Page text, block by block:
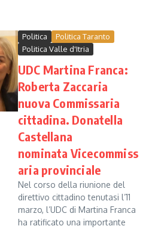
Politica
Politica Taranto
Politica Valle d'Itria
UDC Martina Franca:
Roberta Zaccaria
nuova Commissaria
cittadina. Donatella
Castellana
nominata Vicecommiss
aria provinciale
Nel corso della riunione del
direttivo cittadino tenutasi l’11
marzo, l’UDC di Martina Franca
ha ratificato una importante